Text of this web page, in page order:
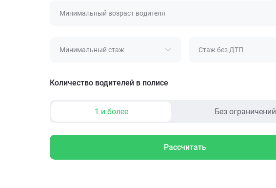
Минимальный возраст водителя
Минимальный стаж Стаж без ДТП
Количество водителей в полисе
1 и более Без ограничений
Рассчитать